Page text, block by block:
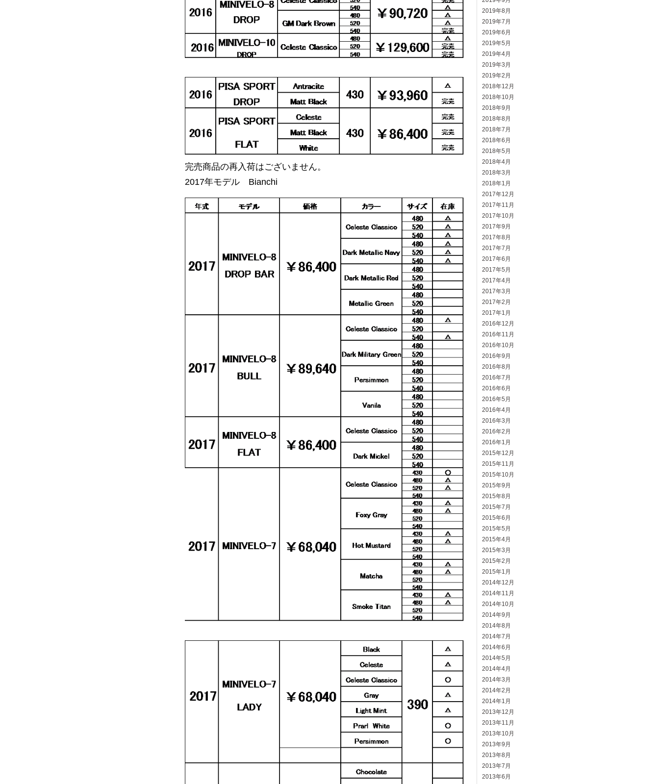
完売商品の再入荷はございません。
2017年モデル Bianchi
2019年8月
2019年7月
2019年6月
2019年5月
2019年4月
2019年3月
2019年2月
2018年12月
2018年10月
2018年9月
2018年8月
2018年7月
2018年6月
2018年5月
2018年4月
2018年3月
2018年1月
2017年12月
2017年11月
2017年10月
2017年9月
2017年8月
2017年7月
2017年6月
2017年5月
2017年4月
2017年3月
2017年2月
2017年1月
2016年12月
2016年11月
2016年10月
2016年9月
2016年8月
2016年7月
2016年6月
2016年5月
2016年4月
2016年3月
2016年2月
2016年1月
2015年12月
2015年11月
2015年10月
2015年9月
2015年8月
2015年7月
2015年6月
2015年5月
2015年4月
2015年3月
2015年2月
2015年1月
2014年12月
2014年11月
2014年10月
2014年9月
2014年8月
2014年7月
2014年6月
2014年5月
2014年4月
2014年3月
2014年2月
2014年1月
2013年12月
2013年11月
2013年10月
2013年9月
2013年8月
2013年7月
2013年6月